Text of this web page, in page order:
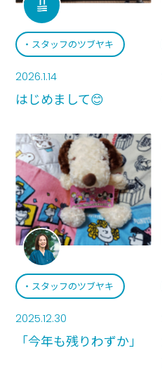
スタッフのツブヤキ
2026.1.14
はじめまして😊
スタッフのツブヤキ
2025.12.30
「今年も残りわずか」